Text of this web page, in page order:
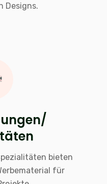
Designs.
bieten
für